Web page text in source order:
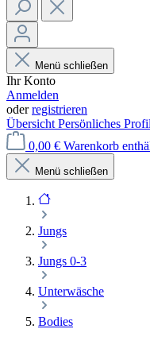
Menü schließen
Ihr Konto
Anmelden
oderregistrieren
Übersicht Persönliches Profil
0,00 € Warenkorb
Menü schließen
Jungs
Jungs 0-3
Unterwäsche
Bodies